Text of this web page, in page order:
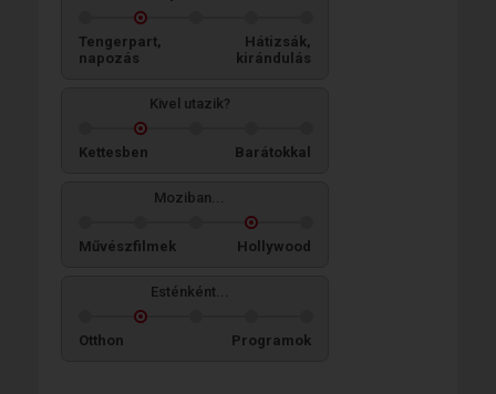
Tengerpart,
napozás
Hátizsák,
kirándulás
Kivel utazik?
Kettesben Barátokkal
Moziban...
Művészfilmek Hollywood
Esténként...
Otthon Programok